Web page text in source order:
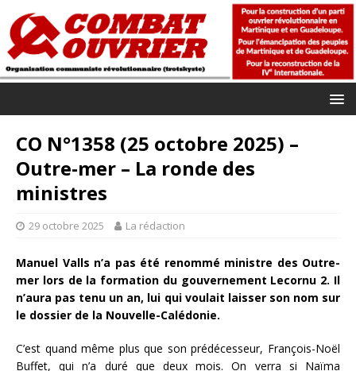
CO N°1358 (25 octobre 2025) –
Outre-mer – La ronde des
ministres
29 octobre 2025 La rédaction
Manuel Valls n’a pas été renommé ministre des Outre-
mer lors de la formation du gouvernement Lecornu 2. Il
n’aura pas tenu un an, lui qui voulait laisser son nom sur
le dossier de la Nouvelle-Calédonie.
C’est quand même plus que son prédécesseur, François-Noël
Buffet, qui n’a duré que deux mois. On verra si Naïma